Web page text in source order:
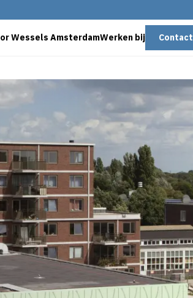
Wessels AmsterdamWerken bij Contact